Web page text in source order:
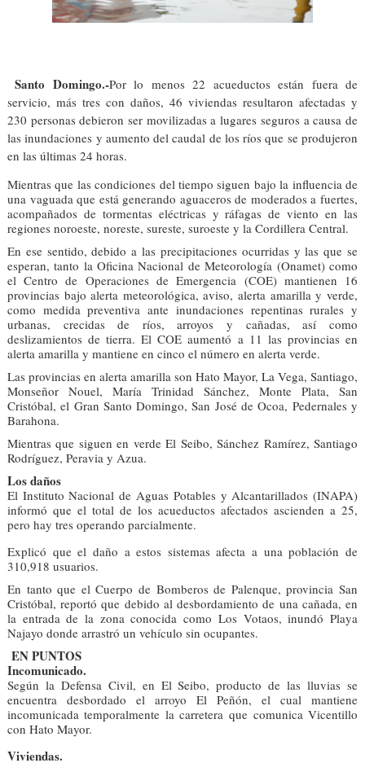
Santo Domingo.-Por lo menos 22 acue­ductos están fuera de
servicio, más tres con daños, 46 viviendas re­sultaron afectadas y
230 personas debieron ser movilizadas a lugares seguros a causa de
las inundaciones y aumen­to del caudal de los ríos que se produjeron
en las últimas 24 horas.
Mientras que las condi­ciones del tiempo siguen bajo la influencia de
una vaguada que está gene­rando aguaceros de mo­derados a fuertes,
acom­pañados de tormentas eléctricas y ráfagas de viento en las
regiones no­roeste, noreste, sureste, suroeste y la Cordillera Central.
En ese sentido, debido a las precipitaciones ocurri­das y las que se
esperan, tanto la Oficina Nacional de Meteorología (Ona­met) como
el Centro de Operaciones de Emergen­cia (COE) mantienen 16
provincias bajo alerta me­teorológica, aviso, alerta amarilla y verde,
como me­dida preventiva ante inun­daciones repentinas rurales y
urbanas, crecidas de ríos, arroyos y cañadas, así como
deslizamientos de tierra. El COE aumentó a 11 las pro­vincias en
alerta amarilla y mantiene en cinco el núme­ro en alerta verde.
Las provincias en alerta amarilla son Hato Mayor, La Vega, Santiago,
Monse­ñor Nouel, María Trinidad Sánchez, Monte Plata, San
Cristóbal, el Gran Santo Do­mingo, San José de Ocoa, Pedernales y
Barahona.
Mientras que siguen en verde El Seibo, Sánchez Ra­mírez, Santiago
Rodríguez, Peravia y Azua.
Los daños
El Instituto Nacional de Aguas Potables y Alcantari­llados (INAPA)
informó que el total de los acueductos afectados ascienden a 25,
pero hay tres operando par­cialmente.
Explicó que el daño a estos sistemas afecta a una pobla­ción de
310,918 usuarios.
En tanto que el Cuerpo de Bomberos de Palenque, provincia San
Cristóbal, re­portó que debido al des­bordamiento de una caña­da, en
la entrada de la zona conocida como Los Votaos, inundó Playa
Najayo don­de arrastró un vehículo sin ocupantes.
EN PUNTOS
Incomunicado.
Según la Defensa Civil, en El Seibo, producto de las lluvias se
encuentra desbordado el arroyo El Peñón, el cual mantiene
incomunicada temporal­mente la carretera que comunica Vicentillo
con Hato Mayor.
Viviendas.